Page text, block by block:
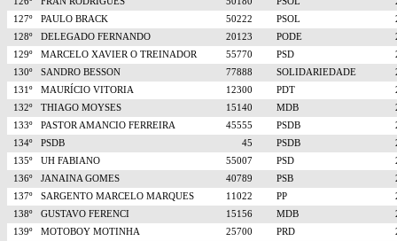
127º
PAULO BRACK 50222 PSOL
128º
DELEGADO FERNANDO 20123 PODE
129º
MARCELO XAVIER O TREINADOR 55770 PSD
130º
SANDRO BESSON 77888 SOLIDARIEDADE
131º
MAURÍCIO VITORIA 12300 PDT
132º
THIAGO MOYSES 15140 MDB
133º
PASTOR AMANCIO FERREIRA 45555 PSDB
134º
PSDB 45 PSDB
135º
UH FABIANO 55007 PSD
136º
JANAINA GOMES 40789 PSB
137º
SARGENTO MARCELO MARQUES 11022 PP
138º
GUSTAVO FERENCI 15156 MDB
139º
MOTOBOY MOTINHA 25700 PRD